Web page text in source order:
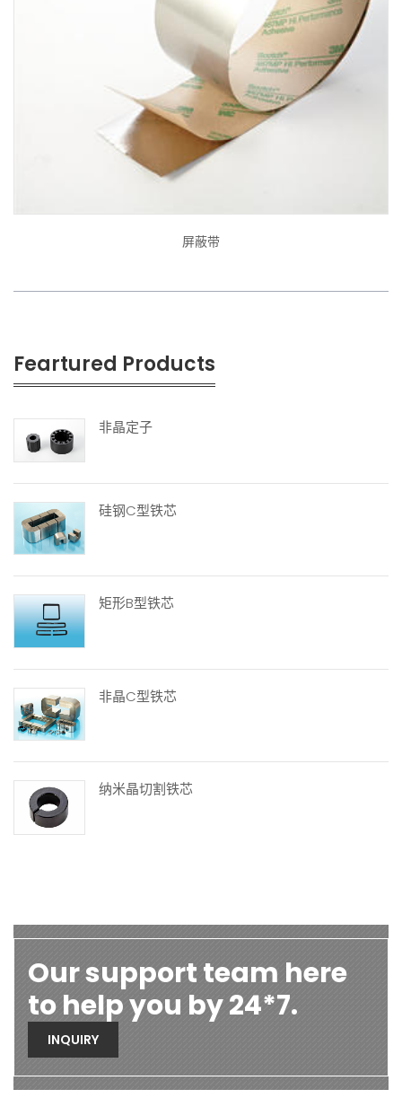
屏蔽带
Feartured Products
非晶定子
硅钢C型铁芯
矩形B型铁芯
非晶C型铁芯
纳米晶切割铁芯
Our support team here
to help you by 24*7.
INQUIRY